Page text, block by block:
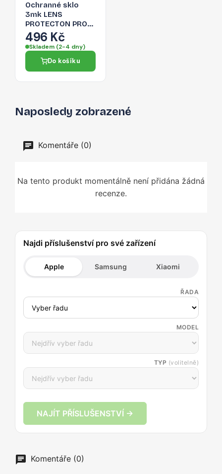
Ochranné sklo
3mk LENS
PROTECTON PRO
pro iPhone 13 Pro
Max / iPhone 13
Pro - zlatá
496 Kč
Skladem (2-4 dny)
Do košíku
Naposledy zobrazené
Komentáře (0)
Na tento produkt momentálně není přidána žádná
recenze.
Najdi příslušenství pro své zařízení
Apple Samsung Xiaomi
ŘADA
MODEL
TYP (volitelně)
NAJÍT PŘÍSLUŠENSTVÍ →
Komentáře (0)